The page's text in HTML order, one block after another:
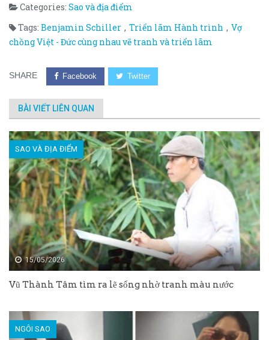
Categories: Sao và địa điểm
Tags: Benjamin Schiller , Triển lãm Hành trình , Vợ
chồng Việt - Đức cùng nhau vẽ tranh và triển lãm
SHARE Facebook Twitter
BÀI VIẾT LIÊN QUAN
SAO VÀ ĐỊA ĐIỂM
15/05/2026
Vũ Thành Tâm tìm ra lẽ sống nhờ tranh màu nước
NGÔI SAO